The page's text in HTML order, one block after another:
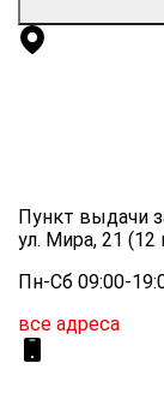
Пункт выдачи
ул. Мира, 21
Пн-Сб 09:00-
все адреса